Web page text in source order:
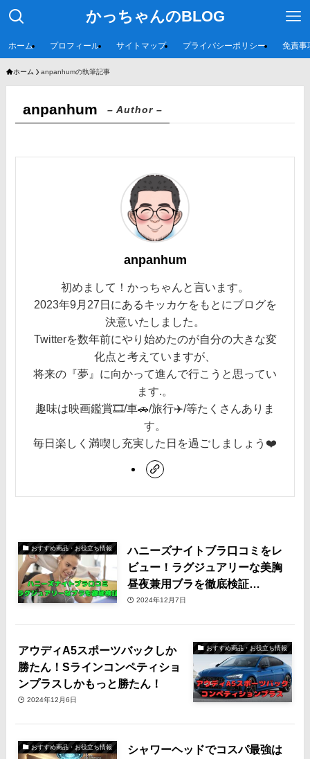
かっちゃんのBLOG
ホーム プロフィール サイトマップ プライバシーポリシー 免責事
ホーム anpanhumの執筆記事
anpanhum – Author –
anpanhum
初めまして！かっちゃんと言います。
2023年9月27日にあるキッカケをもとにブログを
決意いたしました。
Twitterを数年前にやり始めたのが自分の大きな変
化点と考えていますが、
将来の『夢』に向かって進んで行こうと思ってい
ます.。
趣味は映画鑑賞🎞️/車🚗/旅行✈️/等たくさんありま
す。
毎日楽しく満喫し充実した日を過ごしましょう❤️
おすすめ商品・お役立ち情報
ハニーズナイトブラ口コミをレ
ビュー！ラグジュアリーな美胸
昼夜兼用ブラを徹底検証…
2024年12月7日
おすすめ商品・お役立ち情報
アウディA5スポーツバックしか
勝たん！Sラインコンペティショ
ンプラスしかもっと勝たん！
2024年12月6日
おすすめ商品・お役立ち情報
シャワーヘッドでコスパ最強は